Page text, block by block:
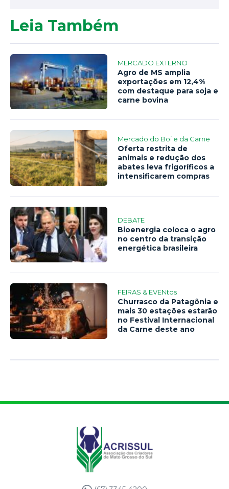
Leia Também
MERCADO EXTERNO
Agro de MS amplia
exportações em 12,4%
com destaque para soja e
carne bovina
Mercado do Boi e da Carne
Oferta restrita de
animais e redução dos
abates leva frigoríficos a
intensificarem compras
DEBATE
Bioenergia coloca o agro
no centro da transição
energética brasileira
FEIRAS & EVENtos
Churrasco da Patagônia e
mais 30 estações estarão
no Festival Internacional
da Carne deste ano